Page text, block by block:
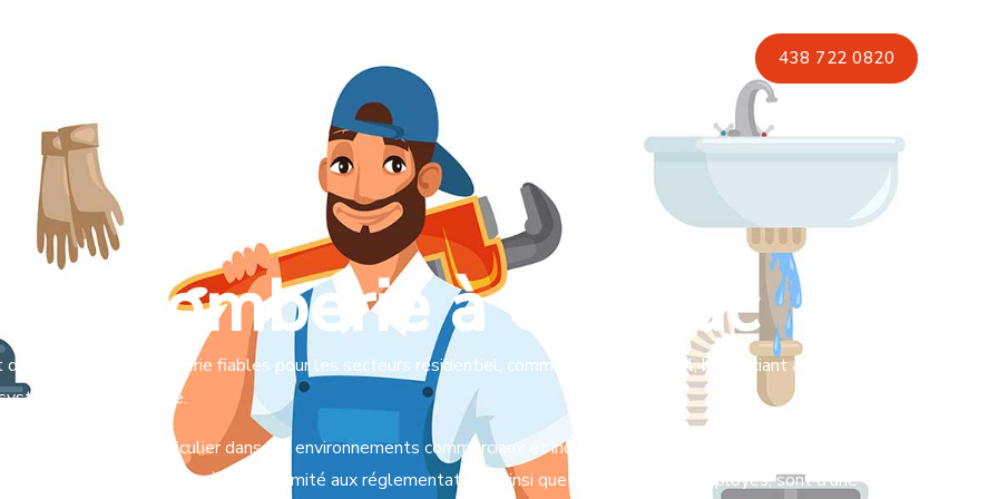
438 722 0820
plomberie à Candiac
des services de plomberie fiables pour les secteurs résidentiel, commercial et industriel, bénéficiant à nos clients
de plomberie.
fiable, en particulier dans les environnements commerciaux et industriels. Nous reconnaissons vos
est essentielle, et où la conformité aux réglementations, ainsi que la sécurité des employés, sont d’une